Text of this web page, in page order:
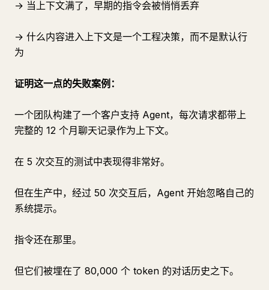
→ 当上下文满了，早期的指令会被悄悄丢弃
→ 什么内容进入上下文是一个工程决策，而不是默认行
为
证明这一点的失败案例：
一个团队构建了一个客户支持 Agent，每次请求都带上
完整的 12 个月聊天记录作为上下文。
在 5 次交互的测试中表现得非常好。
但在生产中，经过 50 次交互后，Agent 开始忽略自己的
系统提示。
指令还在那里。
但它们被埋在了 80,000 个 token 的对话历史之下。